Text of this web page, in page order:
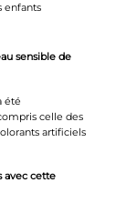
enfants
sensible de
été
celle des
artificiels
avec cette